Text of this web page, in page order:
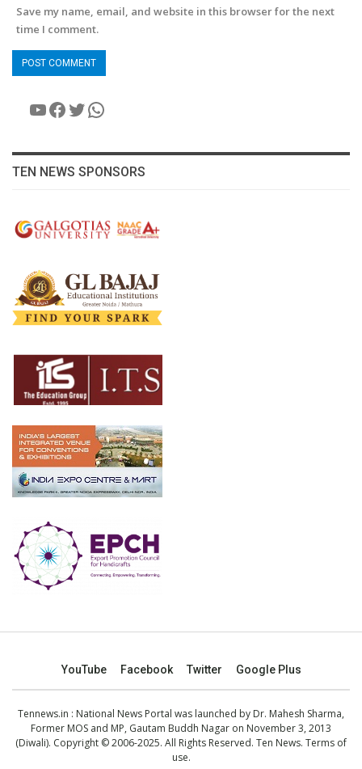
Save my name, email, and website in this browser for the next
time I comment.
YouTube
Facebook
Twitter
WhatsApp
TEN NEWS SPONSORS
YouTube Facebook Twitter Google Plus
Tennews.in : National News Portal was launched by Dr. Mahesh Sharma,
Former MOS and MP, Gautam Buddh Nagar on November 3, 2013
(Diwali). Copyright © 2006-2025. All Rights Reserved. Ten News. Terms of
use.